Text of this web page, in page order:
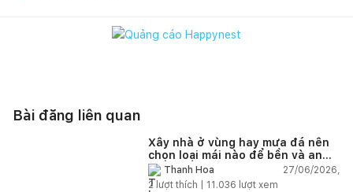
Bài đăng liên quan
Xây nhà ở vùng hay mưa đá nên
chọn loại mái nào để bền và an
toàn?Thanh Hoa
27/06/2026,
2 lượt thích | 11.036 lượt xem